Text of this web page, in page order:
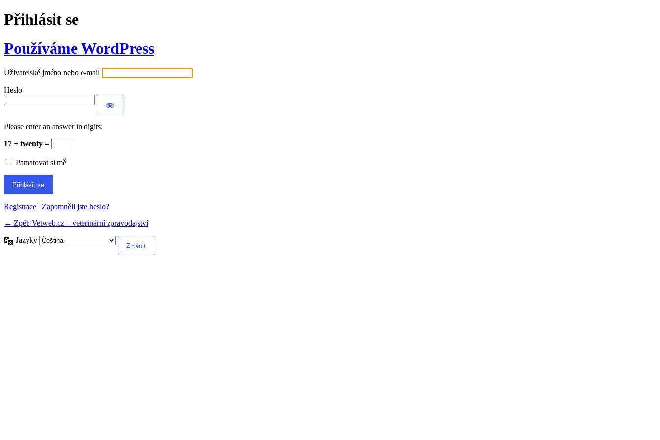
Přihlásit se
Používáme WordPress
Uživatelské jméno nebo e-mail
Heslo
Please enter an answer in digits:
17 + twenty =
Pamatovat si mě
Registrace | Zapomněli jste heslo?
← Zpět: Vetweb.cz – veterinární zpravodajství
Jazyky